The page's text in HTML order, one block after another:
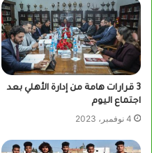
3 قرارات هامة من إدارة الأهلي بعد
اجتماع اليوم
4 نوفمبر، 2023